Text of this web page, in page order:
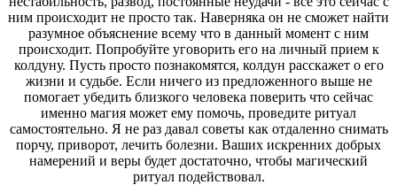
ним происходит не просто так. Наверняка он не сможет найти
разумное объяснение всему что в данный момент с ним
происходит. Попробуйте уговорить его на личный прием к
колдуну. Пусть просто познакомятся, колдун расскажет о его
жизни и судьбе. Если ничего из предложенного выше не
помогает убедить близкого человека поверить что сейчас
именно магия может ему помочь, проведите ритуал
самостоятельно. Я не раз давал советы как отдаленно снимать
порчу, приворот, лечить болезни. Ваших искренних добрых
намерений и веры будет достаточно, чтобы магический
ритуал подействовал.